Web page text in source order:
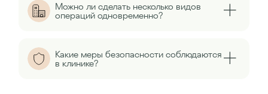
Можно ли сделать несколько видов
операций одновременно?
Какие меры безопасности соблюдаются
в клинике?